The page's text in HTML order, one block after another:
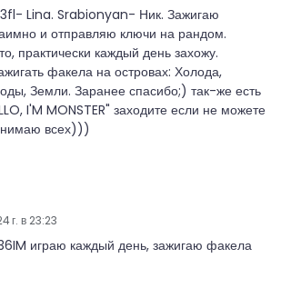
Lina. Srabionyan- Ник. Зажигаю
и отправляю ключи на рандом.
практически каждый день захожу.
факела на островах: Холода,
Земли. Заранее спасибо;) так-же есть
I'M MONSTER" заходите если не можете
всех)))
г. в 23:23
играю каждый день, зажигаю факела